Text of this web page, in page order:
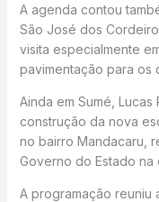
A agenda contou
São José dos
visita especialmente
pavimentação para os
Ainda em Sumé,
construção da nova
no bairro Mandacaru,
Governo do Estado
A programação reuniu